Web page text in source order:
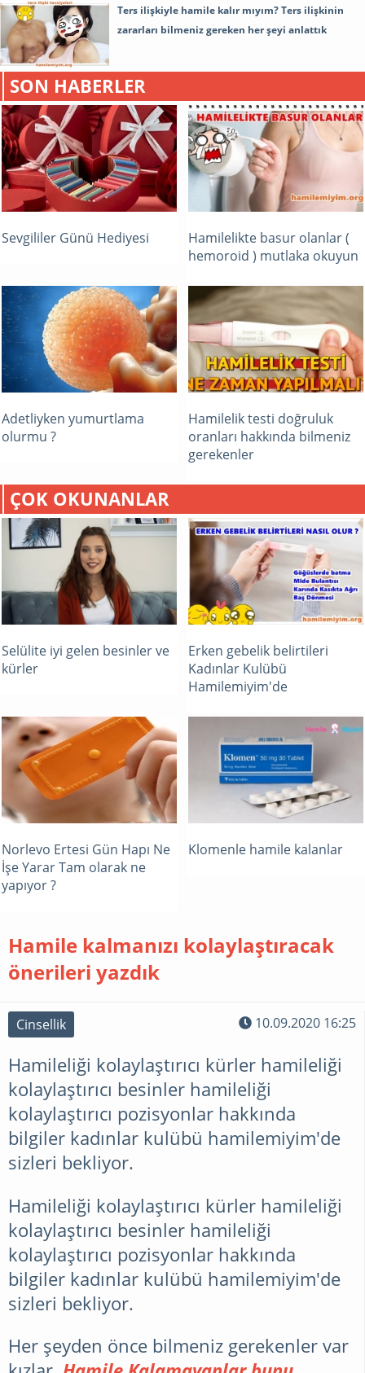
Ters ilişkiyle hamile kalır mıyım? Ters ilişkinin
zararları bilmeniz gereken her şeyi anlattık
SON HABERLER
Sevgililer Günü Hediyesi
Hamilelikte basur olanlar (
hemoroid ) mutlaka okuyun
Adetliyken yumurtlama
olurmu ?
Hamilelik testi doğruluk
oranları hakkında bilmeniz
gerekenler
ÇOK OKUNANLAR
Selülite iyi gelen besinler ve
kürler
Erken gebelik belirtileri
Kadınlar Kulübü
Hamilemiyim'de
Norlevo Ertesi Gün Hapı Ne
İşe Yarar Tam olarak ne
yapıyor ?
Klomenle hamile kalanlar
Hamile kalmanızı kolaylaştıracak
önerileri yazdık
Cinsellik 10.09.2020 16:25
Hamileliği kolaylaştırıcı kürler hamileliği
kolaylaştırıcı besinler hamileliği
kolaylaştırıcı pozisyonlar hakkında
bilgiler kadınlar kulübü hamilemiyim'de
sizleri bekliyor.
Hamileliği kolaylaştırıcı kürler hamileliği
kolaylaştırıcı besinler hamileliği
kolaylaştırıcı pozisyonlar hakkında
bilgiler kadınlar kulübü hamilemiyim'de
sizleri bekliyor.
Her şeyden önce bilmeniz gerekenler var